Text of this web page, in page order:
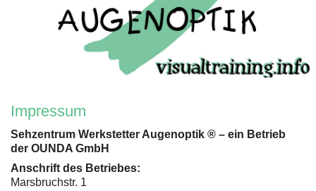
Impressum
Sehzentrum Werkstetter Augenoptik ® – ein Betrieb
der OUNDA GmbH
Anschrift des Betriebes:
Marsbruchstr. 1